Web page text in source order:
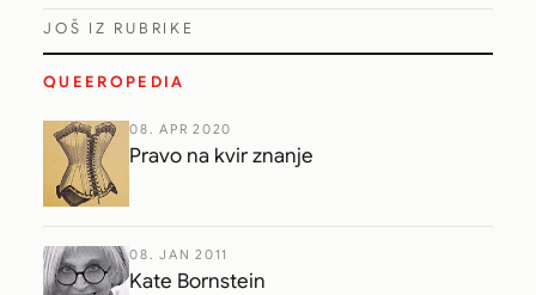
JOŠ IZ RUBRIKE
QUEEROPEDIA
08. APR 2020
Pravo na kvir znanje
08. JAN 2011
Kate Bornstein